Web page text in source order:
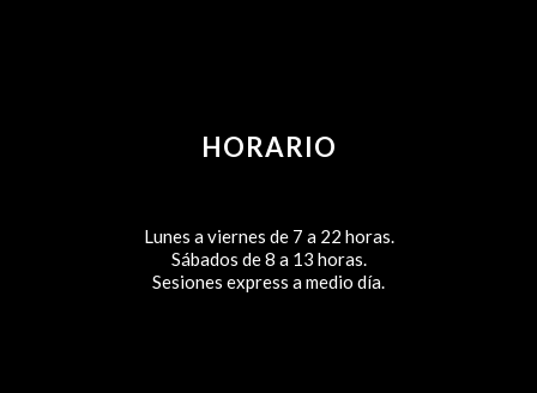
HORARIO
Lunes a viernes de 7 a 22 horas.
Sábados de 8 a 13 horas.
Sesiones express a medio día.